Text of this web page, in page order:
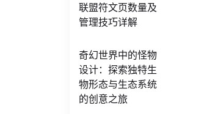
联盟符文页数量及
管理技巧详解
奇幻世界中的怪物
设计：探索独特生
物形态与生态系统
的创意之旅